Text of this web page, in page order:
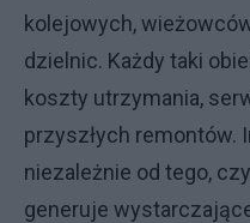
kolejowych,
dzielnic. Każdy taki
koszty utrzymania,
przyszłych remontów.
niezależnie od tego,
generuje